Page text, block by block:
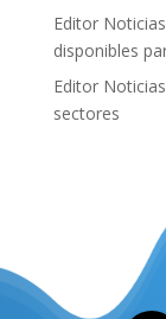
Editor Noticias
disponibles
Editor Noticias
sectores